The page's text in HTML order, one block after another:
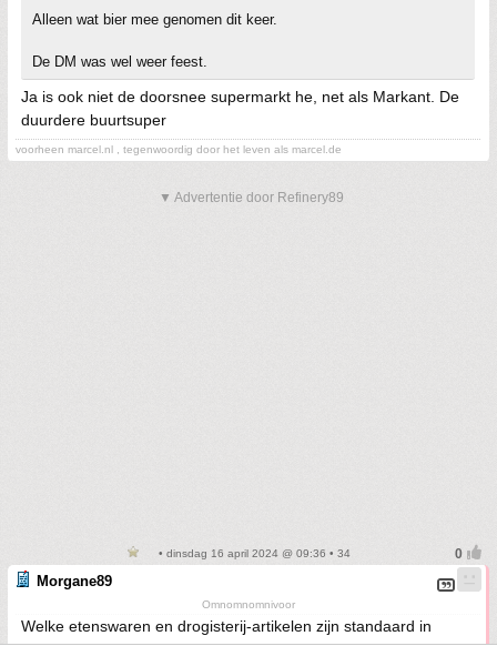
Alleen wat bier mee genomen dit keer.
De DM was wel weer feest.
Ja is ook niet de doorsnee supermarkt he, net als Markant. De
duurdere buurtsuper
voorheen marcel.nl , tegenwoordig door het leven als marcel.de
▼ Advertentie door Refinery89
• dinsdag 16 april 2024 @ 09:36 • 34
Morgane89
Omnomnomnivoor
Welke etenswaren en drogisterij-artikelen zijn standaard in
Duitsland (veel) goedkoper? Ik was een tijdje geleden met